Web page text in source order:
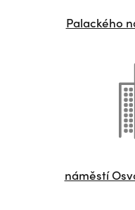
Palackého
náměstí